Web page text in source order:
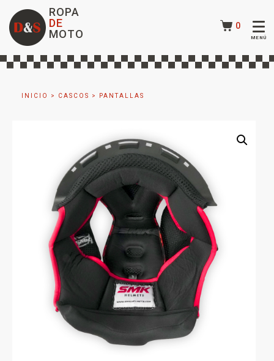
ROPA
DE
MOTO
0
INICIO > CASCOS > PANTALLAS